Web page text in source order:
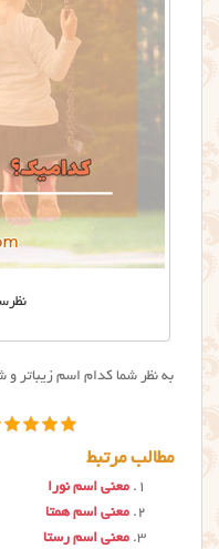
به نظر شما کدام اسم
مطالب مرتبط
معنی اسم نورا
معنی اسم همتا
معنی اسم رستا